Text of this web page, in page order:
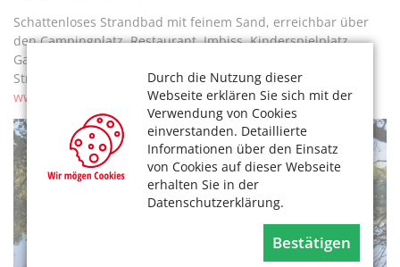
Durch die Nutzung dieser
Webseite erklären Sie sich mit der
Verwendung von Cookies
einverstanden. Detaillierte
Informationen über den Einsatz
von Cookies auf dieser Webseite
erhalten Sie in der
Datenschutzerklärung.
Bestätigen
Schattenloses Strandbad mit feinem Sand, erreichbar über
den Campingplatz. Restaurant, Imbiss, Kinderspielplatz.
Ganzjährig täglich 8–20 Uhr, Eintritt: 5 Euro, Camping und
Strandbad, Liblarer See, 50374 Erftstadt, Tel. 02235 / 38 99,
www.camping-liblar.com